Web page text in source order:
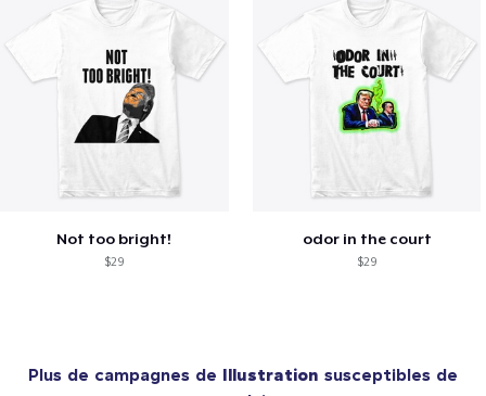
Not too bright!
$29
odor in the court
$29
Plus de campagnes de Illustration susceptibles de